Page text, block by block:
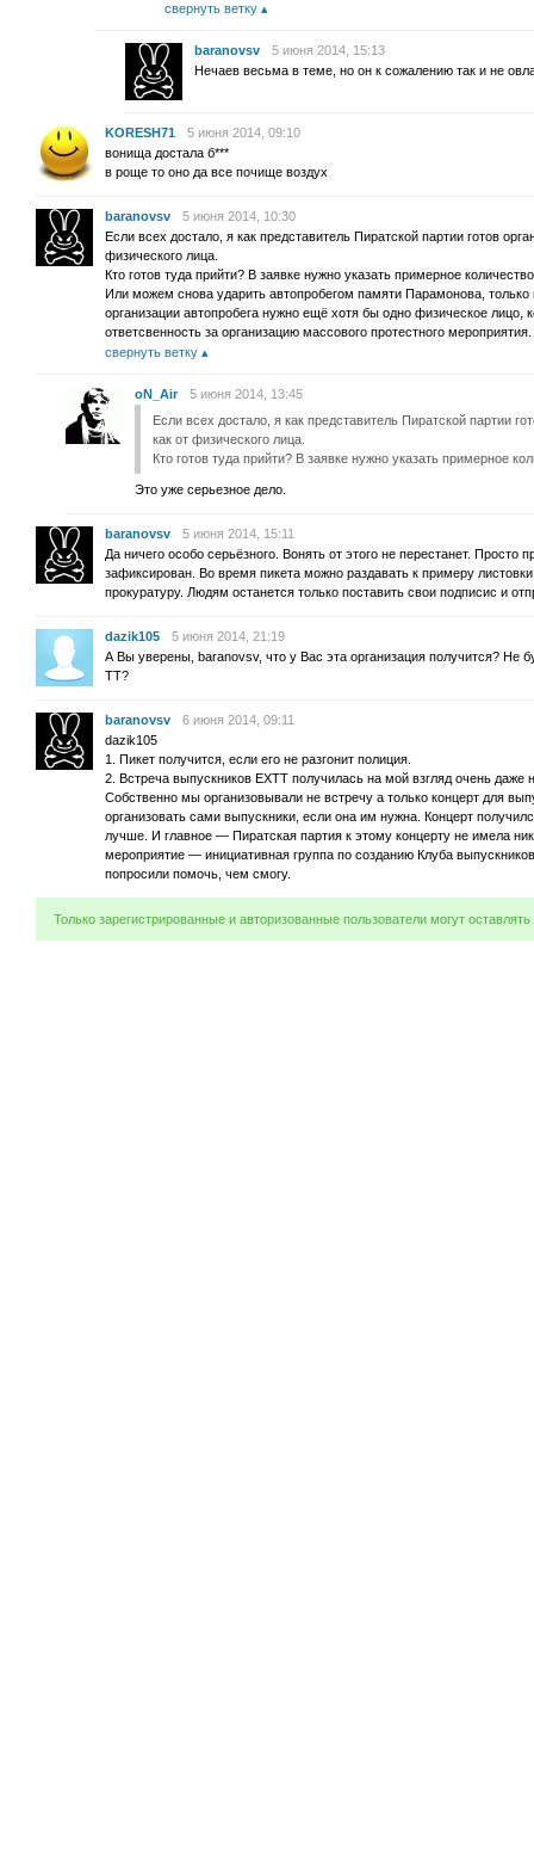
свернуть ветку
baranovsv
5 июня 2014, 15:13
Нечаев весьма в теме, но он к сожалению так и не
KORESH71
5 июня 2014, 09:10
вонища достала б***
в роще то оно да все почище воздух
baranovsv
5 июня 2014, 10:30
Если всех достало, я как представитель Пиратской партии готов
физического лица.
Кто готов туда прийти? В заявке нужно указать примерное
Или можем снова ударить автопробегом памяти Парамонова,
организации автопробега нужно ещё хотя бы одно физическое лицо,
ответсвенность за организацию массового протестного мероприятия.
свернуть ветку
oN_Air
5 июня 2014, 13:45
Если всех достало, я как представитель Пиратской партии
как от физического лица.
Кто готов туда прийти? В заявке нужно указать примерное
Это уже серьезное дело.
baranovsv
5 июня 2014, 15:11
Да ничего особо серьёзного. Вонять от этого не перестанет. Просто
зафиксирован. Во время пикета можно раздавать к примеру
прокуратуру. Людям останется только поставить свои подписис и
dazik105
5 июня 2014, 21:19
А Вы уверены, baranovsv, что у Вас эта организация получится? Не
ТТ?
baranovsv
6 июня 2014, 09:11
dazik105
1. Пикет получится, если его не разгонит полиция.
2. Встреча выпускников ЕХТТ получилась на мой взгляд очень даже
Собственно мы организовывали не встречу а только концерт для
организовать сами выпускники, если она им нужна. Концерт
лучше. И главное — Пиратская партия к этому концерту не имела
мероприятие — инициативная группа по созданию Клуба
попросили помочь, чем смогу.
Только зарегистрированные и авторизованные пользователи могут